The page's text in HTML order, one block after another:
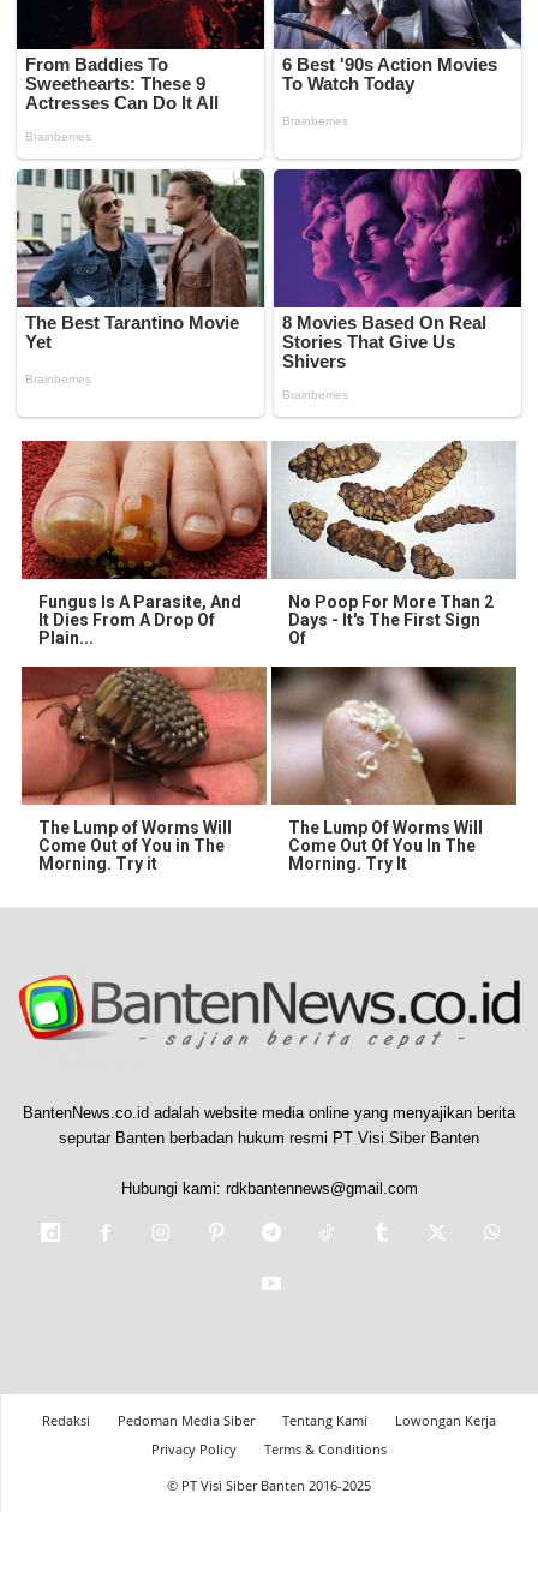
Fungus Is A Parasite, And
It Dies From A Drop Of
Plain...
No Poop For More Than 2
Days - It's The First Sign
Of
The Lump of Worms Will
Come Out of You in The
Morning. Try it
The Lump Of Worms Will
Come Out Of You In The
Morning. Try It
BantenNews.co.id adalah website media online yang menyajikan berita
seputar Banten berbadan hukum resmi PT Visi Siber Banten
Hubungi kami: rdkbantennews@gmail.com
Redaksi Pedoman Media Siber Tentang Kami
Lowongan Kerja
Privacy Policy
Terms & Conditions
© PT Visi Siber Banten 2016-2025